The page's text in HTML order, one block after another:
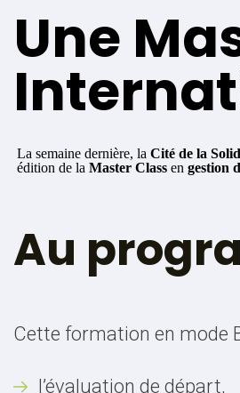
Une
La semaine dernière, la Cité de la
édition de la Master Class en gestion
Au
Cette formation en mode
l’évaluation de départ,